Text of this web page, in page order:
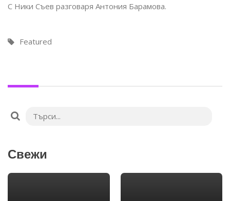
С Ники Съев разговаря Антония Барaмова.
Featured
Свежи